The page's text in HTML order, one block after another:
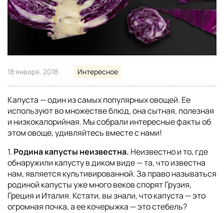
18 января, 2018 Интересное
Капуста — один из самых популярных овощей. Ее
используют во множестве блюд, она сытная, полезная
и низкокалорийная. Мы собрали интересные факты об
этом овоще, удивляйтесь вместе с нами!
1. Родина капусты неизвестна. Неизвестно и то, где
обнаружили капусту в диком виде — та, что известна
нам, является культивированной. За право называться
родиной капусты уже много веков спорят Грузия,
Греция и Италия. Кстати, вы знали, что капуста — это
огромная почка, а ее кочерыжка — это стебель?